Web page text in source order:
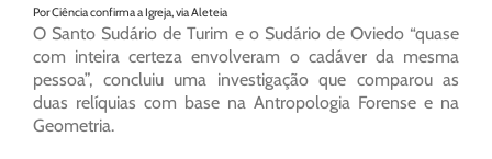
Por Ciência confirma a Igreja, via Aleteia
O Santo Sudário de Turim e o Sudário de Oviedo “quase
com inteira certeza envolveram o cadáver da mesma
pessoa”, concluiu uma investigação que comparou as
duas relíquias com base na Antropologia Forense e na
Geometria.